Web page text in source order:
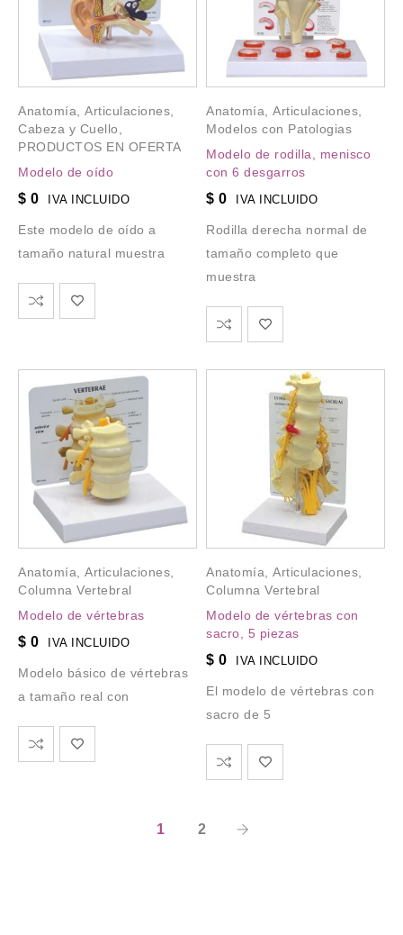
Anatomía Articulaciones
Cabeza y Cuello
PRODUCTOS EN OFERTA
Modelo de oído
$ 0 IVA INCLUIDO
Este modelo de oído a
tamaño natural muestra
Anatomía Articulaciones
Modelos con Patologias
Modelo de rodilla, menisco
con 6 desgarros
$ 0 IVA INCLUIDO
Rodilla derecha normal de
tamaño completo que
muestra
Anatomía Articulaciones
Columna Vertebral
Modelo de vértebras
$ 0 IVA INCLUIDO
Modelo básico de vértebras
a tamaño real con
Anatomía Articulaciones
Columna Vertebral
Modelo de vértebras con
sacro, 5 piezas
$ 0 IVA INCLUIDO
El modelo de vértebras con
sacro de 5
1 2